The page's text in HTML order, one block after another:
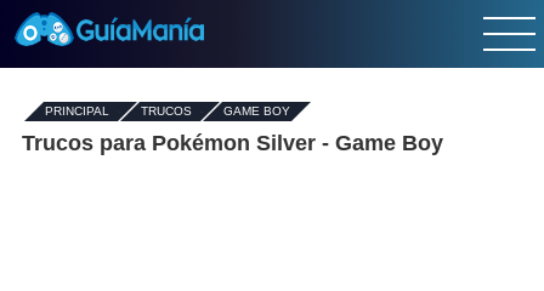
PRINCIPAL - TRUCOS- GAME BOY
Trucos para Pokémon Silver - Game Boy